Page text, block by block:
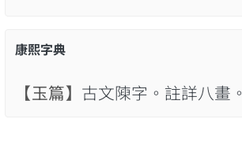
康熙字典
【玉篇】 古文𨻰字。註詳八畫。